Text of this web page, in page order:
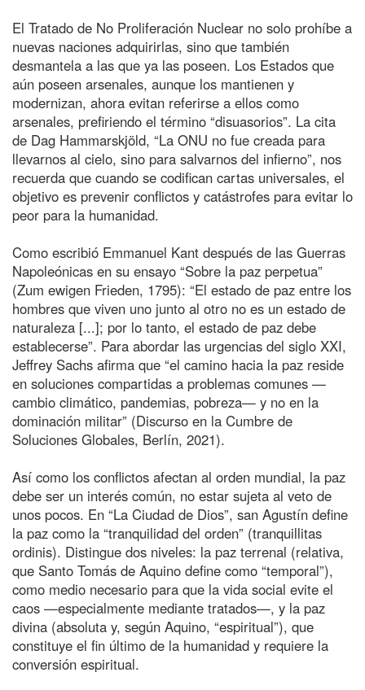
El Tratado de No Proliferación Nuclear no solo prohíbe a
nuevas naciones adquirirlas, sino que también
desmantela a las que ya las poseen. Los Estados que
aún poseen arsenales, aunque los mantienen y
modernizan, ahora evitan referirse a ellos como
arsenales, prefiriendo el término “disuasorios”. La cita
de Dag Hammarskjöld, “La ONU no fue creada para
llevarnos al cielo, sino para salvarnos del infierno”, nos
recuerda que cuando se codifican cartas universales, el
objetivo es prevenir conflictos y catástrofes para evitar lo
peor para la humanidad.
Como escribió Emmanuel Kant después de las Guerras
Napoleónicas en su ensayo “Sobre la paz perpetua”
(Zum ewigen Frieden, 1795): “El estado de paz entre los
hombres que viven uno junto al otro no es un estado de
naturaleza [...]; por lo tanto, el estado de paz debe
establecerse”. Para abordar las urgencias del siglo XXI,
Jeffrey Sachs afirma que “el camino hacia la paz reside
en soluciones compartidas a problemas comunes —
cambio climático, pandemias, pobreza— y no en la
dominación militar” (Discurso en la Cumbre de
Soluciones Globales, Berlín, 2021).
Así como los conflictos afectan al orden mundial, la paz
debe ser un interés común, no estar sujeta al veto de
unos pocos. En “La Ciudad de Dios”, san Agustín define
la paz como la “tranquilidad del orden” (tranquillitas
ordinis). Distingue dos niveles: la paz terrenal (relativa,
que Santo Tomás de Aquino define como “temporal”),
como medio necesario para que la vida social evite el
caos —especialmente mediante tratados—, y la paz
divina (absoluta y, según Aquino, “espiritual”), que
constituye el fin último de la humanidad y requiere la
conversión espiritual.